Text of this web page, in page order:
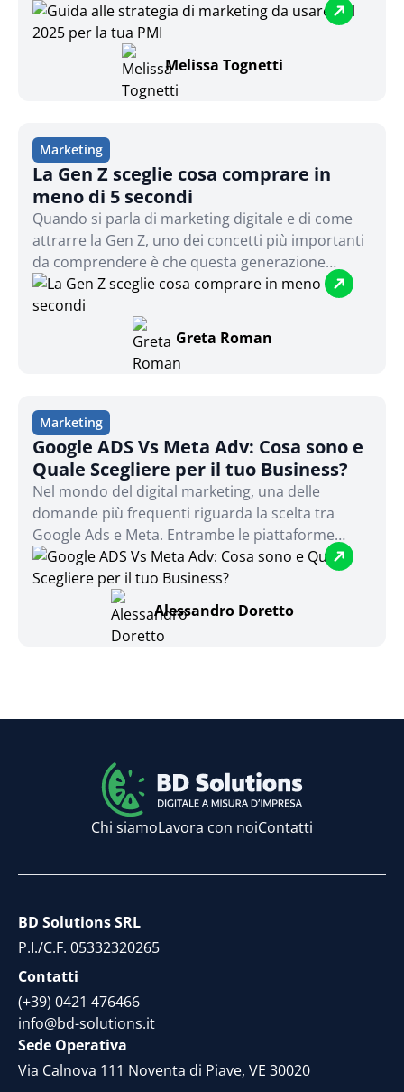
Tuttavia, molte realtà sentono il peso di
competere con aziende che dispongono di
budget giganteschi. La buona notizia? Con
creatività, strategie intelligenti e strumenti a
basso costo, anche una piccola impresa può
Melissa Tognetti
Marketing
La Gen Z sceglie cosa comprare in
meno di 5 secondi
Quando si parla di marketing digitale e di come
attrarre la Gen Z, uno dei concetti più importanti
da comprendere è che questa generazione
prende decisioni di acquisto in tempi
incredibilmente brevi...
Greta Roman
Marketing
Google ADS Vs Meta Adv: Cosa sono e
Quale Scegliere per il tuo Business?
Nel mondo del digital marketing, una delle
domande più frequenti riguarda la scelta tra
Google Ads e Meta. Entrambe le piattaforme
offrono opportunità enormi, ma la decisione su
quale utilizzare dipende molto dalle specifiche
esigenze del business e dagli obiettivi che si
vogliono raggiungere. Questo articolo esplorerà
le principali differenze tra Google Ads e Meta,
Alessandro Doretto
Chi siamoLavora con noiContatti
BD Solutions SRL
P.I./C.F. 05332320265
Contatti
(+39) 0421 476466
info@bd-solutions.it
Sede Operativa
Via Calnova 111 Noventa di Piave, VE 30020